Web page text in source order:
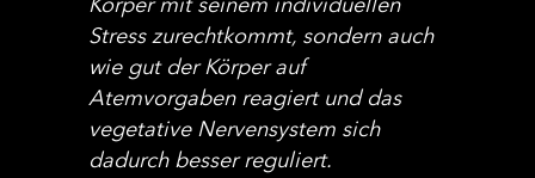
Stress zurechtkommt, sondern auch
wie gut der Körper auf
Atemvorgaben reagiert und das
vegetative Nervensystem sich
dadurch besser reguliert.